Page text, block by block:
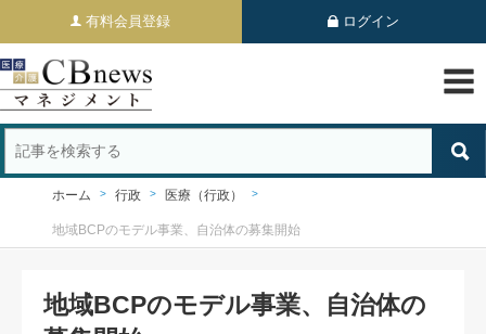
有料会員登録 ログイン
ホーム 行政 医療（行政）
地域BCPのモデル事業、自治体の募集開始
地域BCPのモデル事業、自治体の